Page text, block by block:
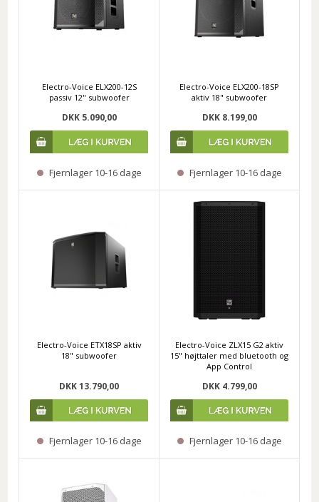
Electro-Voice ELX200-12S
passiv 12" subwoofer
DKK 5.090,00
Fjernlager 10-16 dage
Electro-Voice ELX200-18SP
aktiv 18" subwoofer
DKK 8.199,00
Fjernlager 10-16 dage
Electro-Voice ETX18SP aktiv
18" subwoofer
DKK 13.790,00
Fjernlager 10-16 dage
Electro-Voice ZLX15 G2 aktiv
15" højttaler med bluetooth og
App Control
DKK 4.799,00
Fjernlager 10-16 dage